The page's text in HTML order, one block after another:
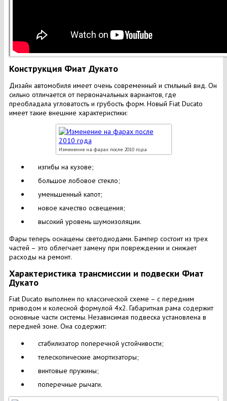
Конструкция Фиат Дукато
Дизайн автомобиля имеет очень современный и стильный вид. Он
сильно отличается от первоначальных вариантов, где
преобладала угловатость и грубость форм. Новый Fiat Ducato
имеет такие внешние характеристики:
Изменение на фарах после 2010 года
изгибы на кузове;
большое лобовое стекло;
уменьшенный капот;
новое качество освещения;
высокий уровень шумоизоляции.
Фары теперь оснащены светодиодами. Бампер состоит из трех
частей – это облегчает замену при повреждении и снижает
расходы на ремонт.
Характеристика трансмиссии и подвески Фиат
Дукато
Fiat Ducato выполнен по классической схеме – с передним
приводом и колесной формулой 4х2. Габаритная рама содержит
основные части системы. Независимая подвеска установлена в
передней зоне. Она содержит:
стабилизатор поперечной устойчивости;
телескопические амортизаторы;
винтовые пружины;
поперечные рычаги.